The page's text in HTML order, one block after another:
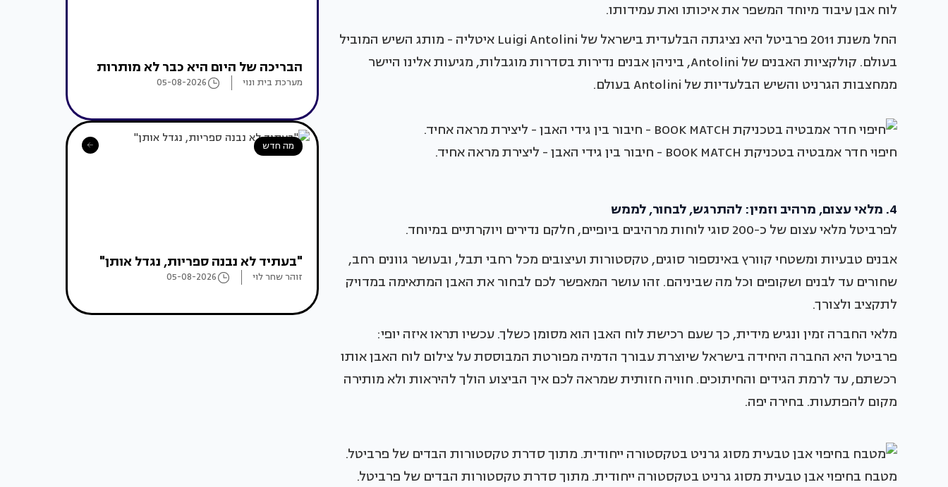
לוח אבן עיבוד מיוחד המשפר את איכותו ואת עמידותו.
החל משנת 2011 פרביטל היא נציגתה הבלעדית בישראל של Luigi Antolini איטליה - מותג השיש המוביל
בעולם. קולקציות האבנים של Antolini, ביניהן אבנים נדירות בסדרות מוגבלות, מגיעות אלינו היישר
ממחצבות הגרניט והשיש הבלעדיות של Antolini בעולם.
חיפוי חדר אמבטיה בטכניקת BOOK MATCH - חיבור בין גידי האבן - ליצירת מראה אחיד.
4. מלאי עצום, מרהיב וזמין: להתרגש, לבחור, לממש
לפרביטל מלאי עצום של כ-200 סוגי לוחות מרהיבים ביופיים, חלקם נדירים ויוקרתיים במיוחד.
אבנים טבעיות ומשטחי קוורץ באינספור סוגים, טקסטורות ועיצובים מכל רחבי תבל, ובעושר גוונים רחב,
שחורים עד לבנים ושקופים וכל מה שביניהם. זהו עושר המאפשר לכם לבחור את האבן המתאימה במדויק
לתקציב ולצורך.
מלאי החברה זמין ונגיש מידית, כך שעם רכישת לוח האבן הוא מסומן כשלך. עכשיו תראו איזה יופי:
פרביטל היא החברה היחידה בישראל שיוצרת עבורך הדמיה מפורטת המבוססת על צילום לוח האבן אותו
רכשתם, עד לרמת הגידים והחיתוכים. חוויה חזותית שמראה לכם איך הביצוע הולך להיראות ולא מותירה
מקום להפתעות. בחירה יפה.
מטבח בחיפוי אבן טבעית מסוג גרניט בטקסטורה ייחודית. מתוך סדרת טקסטורות הבדים של פרביטל.
הבריכה של היום היא כבר לא מותרות
מערכת בית ונוי 05-08-2026
מה חדש
"בעתיד לא נבנה ספריות, נגדל אותן"
זוהר שחר לוי 05-08-2026